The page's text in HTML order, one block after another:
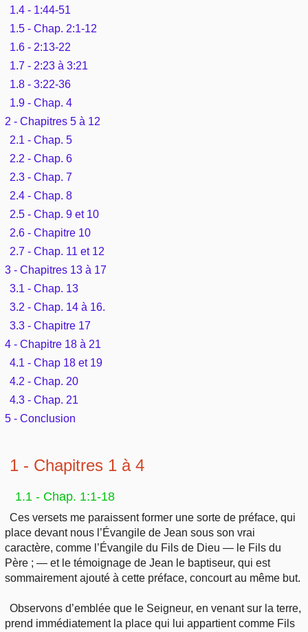
Autres sites chrétiens
Outils
Au sujet de la Bible
Études et commentaires par passage
Versets Classés
Lecture Journalière
L'Évangile, le Salut
Mort, résurrection
L'Église, l'Assemblée
Prophétie
Sanctification
Vie pratique
Mariage, famille
Personnages bibliques
Édification
COURS Bibliques - GUIDES de lecture
Pour débuter
Rechercher dans le site
Sujets de A à Z
Ouvrages de A à Z
Auteurs de A à Z
Rechercher dans la Bible
Dictionnaires bibliques
Sommaires
Aperçus Livres de la Bible
Autres FAQ
1.4 - 1:44-51
1.5 - Chap. 2:1-12
1.6 - 2:13-22
1.7 - 2:23 à 3:21
1.8 - 3:22-36
1.9 - Chap. 4
2 - Chapitres 5 à 12
2.1 - Chap. 5
2.2 - Chap. 6
2.3 - Chap. 7
2.4 - Chap. 8
2.5 - Chap. 9 et 10
2.6 - Chapitre 10
2.7 - Chap. 11 et 12
3 - Chapitres 13 à 17
3.1 - Chap. 13
3.2 - Chap. 14 à 16.
3.3 - Chapitre 17
4 - Chapitre 18 à 21
4.1 - Chap 18 et 19
4.2 - Chap. 20
4.3 - Chap. 21
5 - Conclusion
1 - Chapitres 1 à 4
1.1 - Chap. 1:1-18
Ces versets me paraissent former une sorte de préface, qui
place devant nous l’Évangile de Jean sous son vrai
caractère, comme l’Évangile du Fils de Dieu — le Fils du
Père ; — et le témoignage de Jean le baptiseur, qui est
sommairement ajouté à cette préface, concourt au même but.
Observons d’emblée que le Seigneur, en venant sur la terre,
prend immédiatement la place qui lui appartient comme Fils